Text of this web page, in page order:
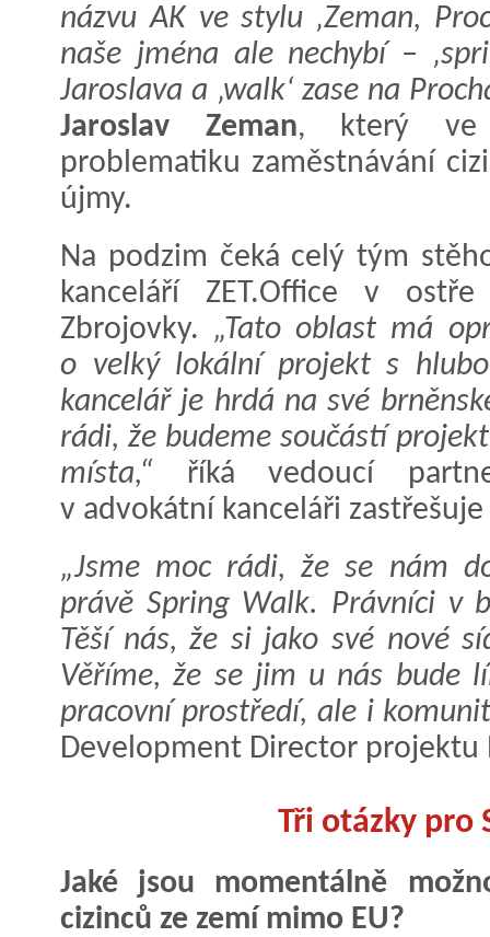
názvu AK ve stylu ‚Zeman,
naše jména ale nechybí –
Jaroslava a ‚walk‘ zase na
Jaroslav Zeman, který ve
problematiku zaměstnávání
újmy.
Na podzim čeká celý tým
kanceláří ZET.Office v
Zbrojovky. „Tato oblast má
o velký lokální projekt s
kancelář je hrdá na své
rádi, že budeme součástí
místa,“ říká vedoucí
v advokátní kanceláři
„Jsme moc rádi, že se nám
právě Spring Walk. Právníci v
Těší nás, že si jako své nové
Věříme, že se jim u nás bude
pracovní prostředí, ale i
Development Director projektu
Tři otázky pro
Jaké jsou momentálně
cizinců ze zemí mimo EU?